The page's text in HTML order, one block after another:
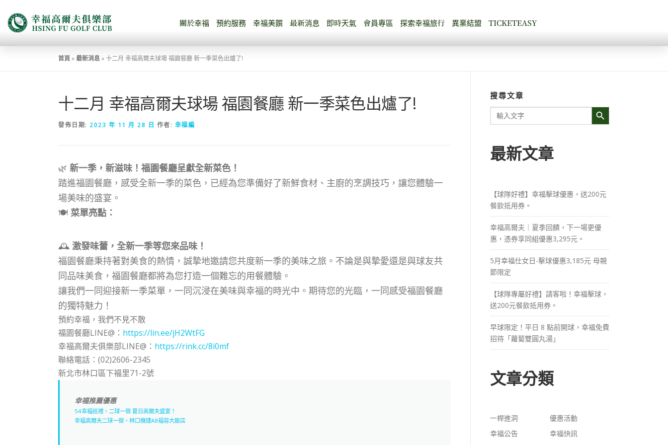
關於幸福 預約服務 幸福美饌 最新消息 即時天氣 會員專區 探索幸福旅行 異業結盟 TICKETEASY
首頁»最新消息»十二月 幸福高爾夫球場 福園餐廳 新一季菜色出爐了!
十二月 幸福高爾夫球場 福園餐廳 新一季菜色出爐了!
發佈日期: 2023 年 11 月 28 日 作者: 幸福編
🌿 新一季，新滋味！福園餐廳呈獻全新菜色！
踏進福園餐廳，感受全新一季的菜色，已經為您準備好了新鮮食材、主廚的烹調技巧，讓您體驗一
場美味的盛宴。
🍽 菜單亮點：
🕰 激發味蕾，全新一季等您來品味！
福園餐廳秉持著對美食的熱情，誠摯地邀請您共度新一季的美味之旅。不論是與摯愛還是與球友共
同品味美食，福園餐廳都將為您打造一個難忘的用餐體驗。
讓我們一同迎接新一季菜單，一同沉浸在美味與幸福的時光中。期待您的光臨，一同感受福園餐廳
的獨特魅力！
預約幸福，我們不見不散
福園餐廳LINE@： https://lin.ee/jH2WtFG
幸福高爾夫俱樂部LINE@： https://rink.cc/8i0mf
聯絡電話：(02)2606-2345
新北市林口區下福里71-2號
幸福推薦優惠
54幸福巡禮，二球一宿 夏日高爾夫盛宴！
幸福高爾夫二球一宿，林口機捷A8福容大飯店
搜尋文章
Search
for:
Search Button
最新文章
【球隊好禮】幸福擊球優惠，送200元
餐飲抵用券。
幸福高爾夫｜夏季回饋，下一場更優
惠，憑券享同組優惠3,295元。
5月幸福仕女日-擊球優惠3,185元 母親
節限定
【球隊專屬好禮】請客啦！幸福擊球，
送200元餐飲抵用券。
早球限定！平日 8 點前開球，幸福免費
招待「蘿蔔雙圓丸湯」
文章分類
一桿進洞
優惠活動
幸福公告
幸福快訊